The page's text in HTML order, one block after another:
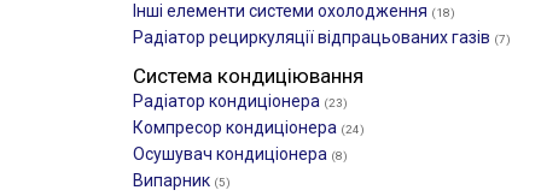
Інші елементи системи охолодження (18)
Радіатор рециркуляції відпрацьованих газів (7)
Система кондиціювання
Радіатор кондиціонера (23)
Компресор кондиціонера (24)
Осушувач кондиціонера (8)
Випарник (5)